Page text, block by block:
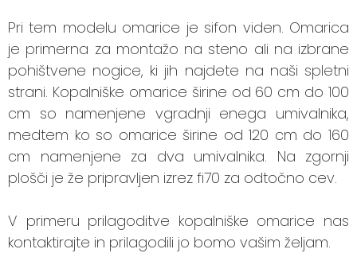
Pri tem modelu omarice je sifon viden. Omarica
je primerna za montažo na steno ali na izbrane
pohištvene nogice, ki jih najdete na naši spletni
strani. Kopalniške omarice širine od 60 cm do 100
cm so namenjene vgradnji enega umivalnika,
medtem ko so omarice širine od 120 cm do 160
cm namenjene za dva umivalnika. Na zgornji
plošči je že pripravljen izrez fi70 za odtočno cev.
V primeru prilagoditve kopalniške omarice nas
kontaktirajte in prilagodili jo bomo vašim željam.